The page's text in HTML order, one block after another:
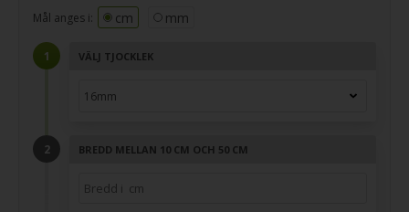
Mål anges i: cm mm
VÄLJ TJOCKLEK
BREDD MELLAN 10 CM OCH 50 CM